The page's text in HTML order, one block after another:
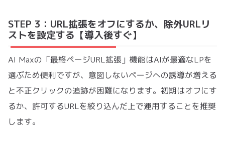
STEP 3：URL拡張をオフにするか、除外URLリ
ストを設定する【導入後すぐ】
AI Maxの「最終ページURL拡張」機能はAIが最適なLPを
選ぶため便利ですが、意図しないページへの誘導が増える
と不正クリックの追跡が困難になります。初期はオフにす
るか、許可するURLを絞り込んだ上で運用することを推奨
します。